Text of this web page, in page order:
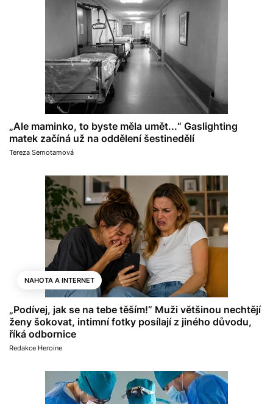
„Ale maminko, to byste měla umět...“ Gaslighting
matek začíná už na oddělení šestinedělí
Tereza Semotamová
NAHOTA A INTERNET
„Podívej, jak se na tebe těším!“ Muži většinou nechtějí
ženy šokovat, intimní fotky posílají z jiného důvodu,
říká odbornice
Redakce Heroine